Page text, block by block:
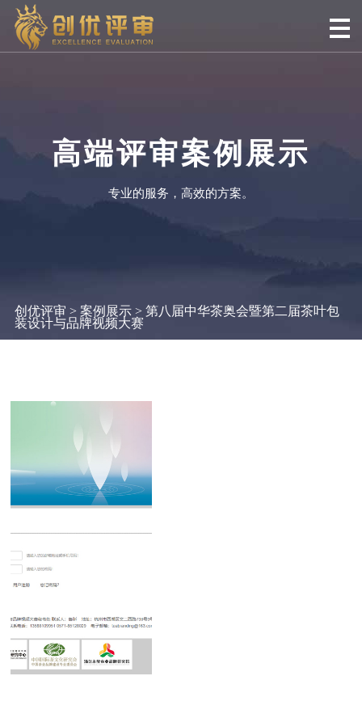
高端评审案例展示
专业的服务，高效的方案。
创优评审 > 案例展示> 第八届中华茶奥会暨第二届茶叶包
装设计与品牌视频大赛